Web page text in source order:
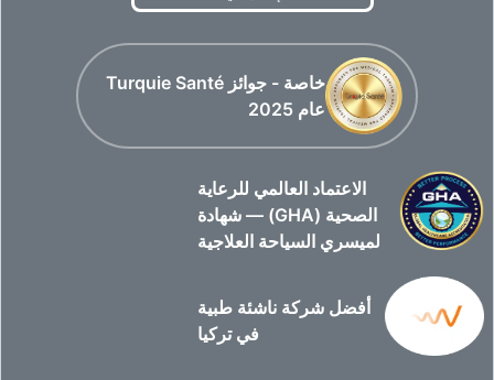
خاصة - جوائز Turquie Santé
عام 2025
الاعتماد العالمي للرعاية
الصحية (GHA) — شهادة
لميسري السياحة العلاجية
أفضل شركة ناشئة طبية
في تركيا